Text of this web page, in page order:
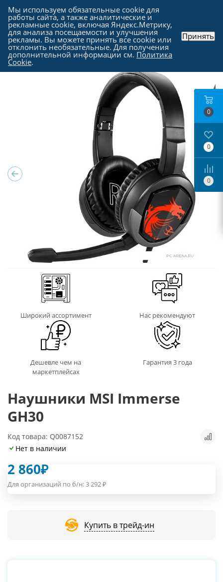
Каталог - Периферия - Наушники и гарнитуры
Широкий ассортимент Нас рекомендуют
Дешевле чем на
маркетплейсах
Гарантия 3 года
Наушники MSI Immerse
GH30
Код товара: Q0087152
Нет в наличии
2 860₽
Для организаций по б/н:3 292₽
Купить в трейд-ин
0
0
0
Мы используем обязательные cookie для
работы сайта, а также аналитические и
рекламные cookie, включая Яндекс.Метрику,
для анализа посещаемости и улучшения
рекламы. Вы можете принять все cookie или
отклонить необязательные. Для получения
дополнительной информации см. Политика
Cookie.
Принять